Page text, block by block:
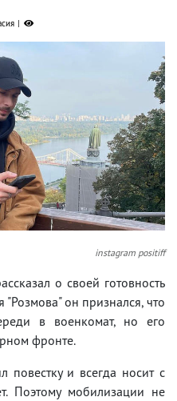
instagram positiff
о своей готовность
"Розмова" он признался, что
в военкомат, но его
фронте.
повестку и всегда носит с
Поэтому мобилизации не